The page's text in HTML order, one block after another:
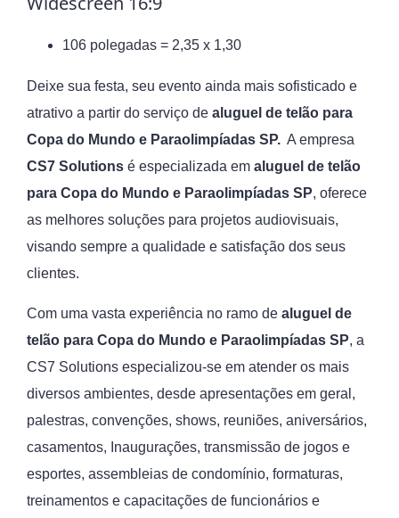
106 polegadas = 2,35 x 1,30
Deixe sua festa, seu evento ainda mais sofisticado e
atrativo a partir do serviço de aluguel de telão para
Copa do Mundo e Paraolimpíadas SP. A empresa
CS7 Solutions é especializada em aluguel de telão
para Copa do Mundo e Paraolimpíadas SP, oferece
as melhores soluções para projetos audiovisuais,
visando sempre a qualidade e satisfação dos seus
clientes.
Com uma vasta experiência no ramo de aluguel de
telão para Copa do Mundo e Paraolimpíadas SP, a
CS7 Solutions especializou-se em atender os mais
diversos ambientes, desde apresentações em geral,
palestras, convenções, shows, reuniões, aniversários,
casamentos, Inaugurações, transmissão de jogos e
esportes, assembleias de condomínio, formaturas,
treinamentos e capacitações de funcionários e